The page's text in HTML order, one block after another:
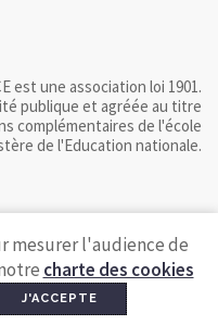
est une association loi 1901.
publique et agréée au titre
complémentaires de l'école
de l'Education nationale.
mesurer l'audience de
charte des cookies
J'ACCEPTE